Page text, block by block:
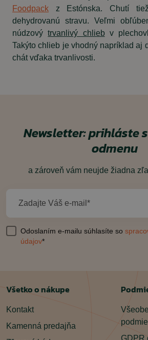
Foodpack z Estónska. Chutí
dehydrovanú stravu. Veľmi
núdzovýtrvanlivý chliebv
Takýto chlieb je vhodný napríklad aj
chát vďaka trvanlivosti.
Newsletter: prihláste
odmenu
a zároveň vám neujde žiadna
Zadajte Váš e-mail*
Odoslaním e-mailu súhlasíte so
údajov*
Všetko o nákupe
Kontakt
Kamenná predajňa
GDPR